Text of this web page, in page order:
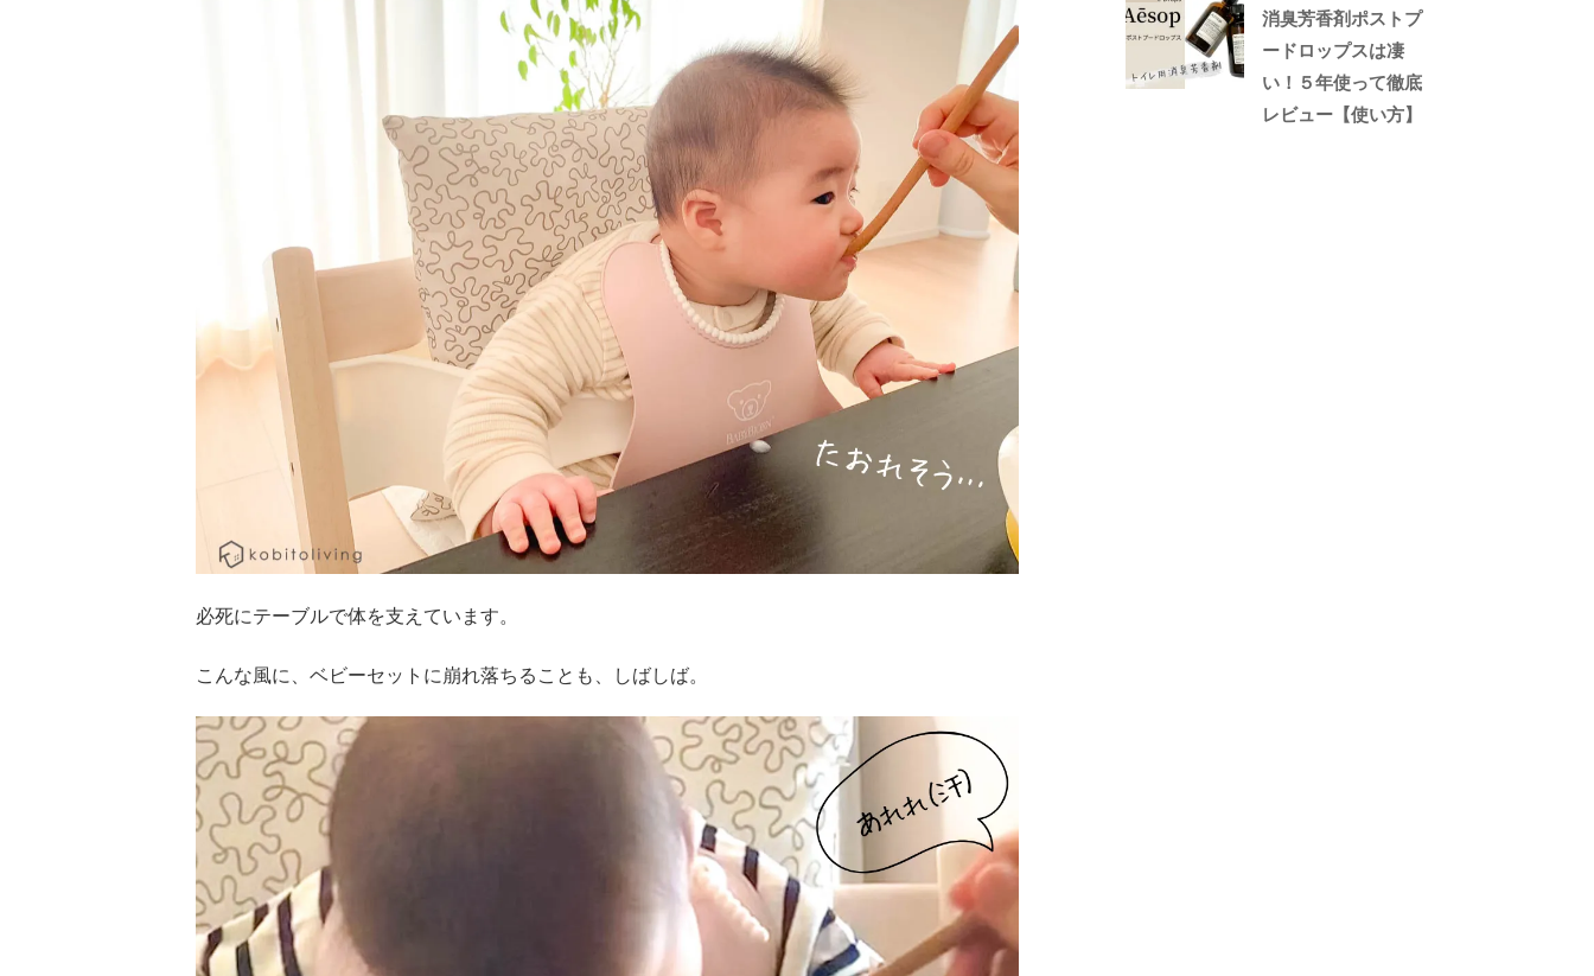
必死にテーブルで体を支えています。
こんな風に、ベビーセットに崩れ落ちることも、しばしば。
消臭芳香剤ポストプ
ードロップスは凄
い！５年使って徹底
レビュー【使い方】